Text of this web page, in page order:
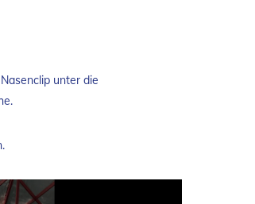
unter die